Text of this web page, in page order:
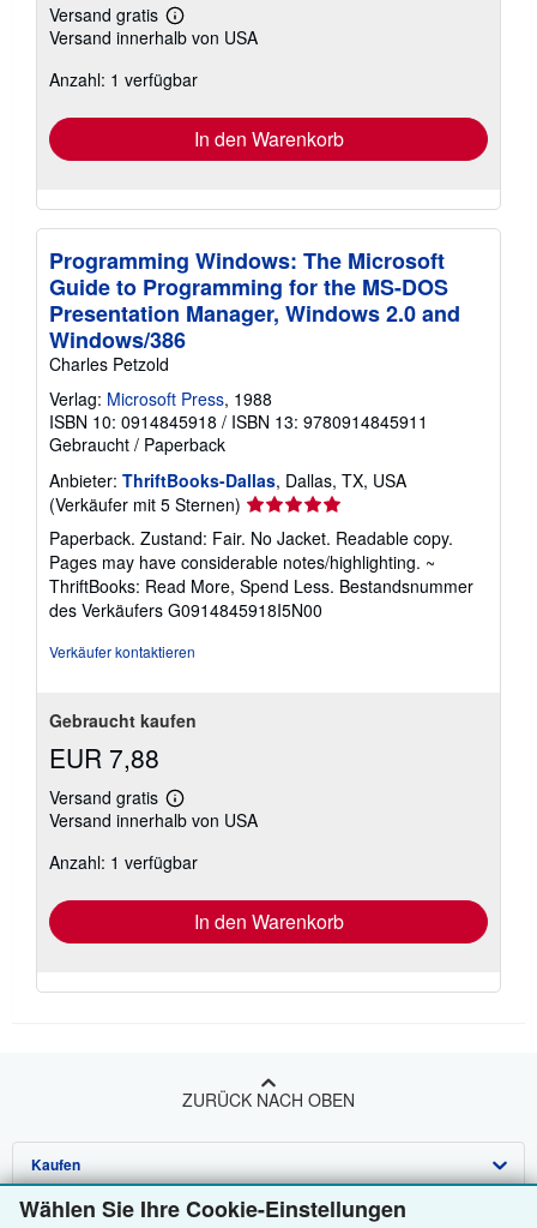
Wählen Sie Ihre Cookie-Einstellungen
Versand gratis
Weitere
Informationen
Versandkosten
Versand innerhalb von USA
Anzahl: 1 verfügbar
In den Warenkorb
Programming Windows: The Microsoft
Guide to Programming for the MS-DOS
Presentation Manager, Windows 2.0 and
Windows/386
Charles Petzold
Verlag: Microsoft Press, 1988
ISBN 10: 0914845918 / ISBN 13: 9780914845911
Gebraucht / Paperback
Anbieter: ThriftBooks-Dallas, Dallas, TX, USA
(Verkäufer mit 5 Sternen) Verkäuferbewertung
5
von
5
Sternen
Paperback. Zustand: Fair. No Jacket. Readable copy.
Pages may have considerable notes/highlighting. ~
ThriftBooks: Read More, Spend Less. Bestandsnummer
des Verkäufers G0914845918I5N00
Verkäufer kontaktieren
Gebraucht kaufen
EUR 7,88
Versand gratis
Weitere
Informationen
Versandkosten
Versand innerhalb von USA
Anzahl: 1 verfügbar
In den Warenkorb
ZURÜCK NACH OBEN
Kaufen
Detailsuche
Anbieten